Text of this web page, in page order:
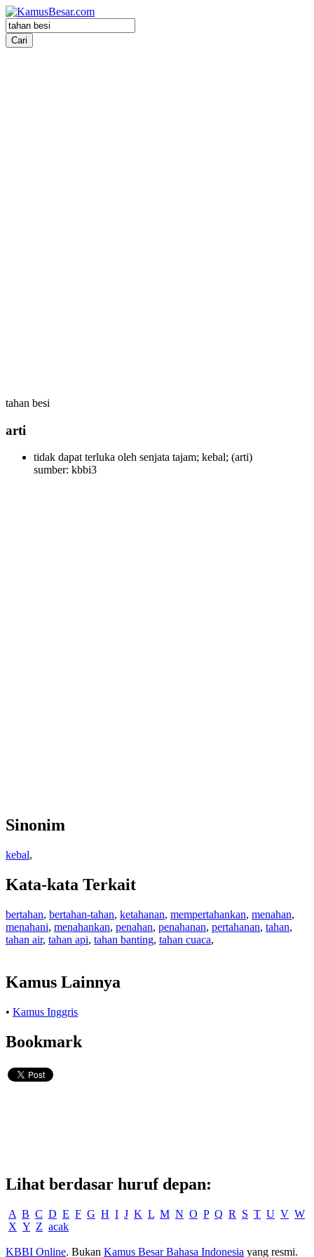
tahan besi
arti
tidak dapat terluka oleh senjata tajam; kebal; (arti)
sumber: kbbi3
Sinonim
kebal,
Kata-kata Terkait
bertahan, bertahan-tahan, ketahanan, mempertahankan, menahan,
menahani, menahankan, penahan, penahanan, pertahanan, tahan,
tahan air, tahan api, tahan banting, tahan cuaca,
Kamus Lainnya
• Kamus Inggris
Bookmark
Lihat berdasar huruf depan:
A B C D E F G H I J K L M N O P Q R S T U V W
X Y Z acak
KBBI Online. Bukan Kamus Besar Bahasa Indonesia yang resmi.